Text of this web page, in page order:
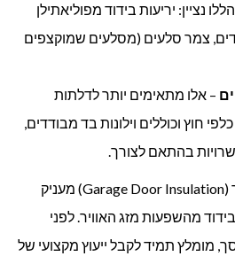
נציין: יריעות בידוד מפוליאתילן
צמר סלעים (מסלעים שמוקצפים
– אלו מתאימים יותר לדלתות
חוץ וכוללים וילונות בד מבודדים,
בהתאם לצורך.
לסיכום, בידוד דלתות מוסך (Garage Door Insulation) מעניק
מהשפעות מזג האוויר. לפני
מומלץ תמיד לקבל ייעוץ מקצועי של